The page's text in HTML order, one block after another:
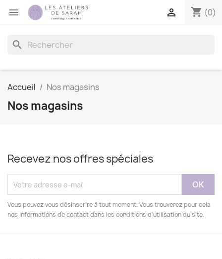
 shopping_cart (0)

search
Accueil Nos magasins
Nos magasins
Recevez nos offres spéciales
Vous pouvez vous désinscrire à tout moment. Vous trouverez pour cela
nos informations de contact dans les conditions d'utilisation du site.